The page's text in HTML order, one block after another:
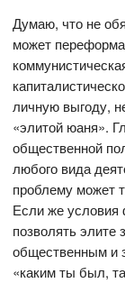
Думаю, что не
может
личную выгоду,
«элитой юаня».
общественной
любого вида
проблему может
Если же условия
позволять
общественным и
«каким ты был,